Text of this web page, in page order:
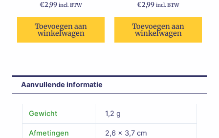
€2,99 incl. BTW
Toevoegen aan
winkelwagen
€2,99 incl. BTW
Toevoegen aan
winkelwagen
Aanvullende informatie
Gewicht 1,2 g
Afmetingen 2,6 × 3,7 cm